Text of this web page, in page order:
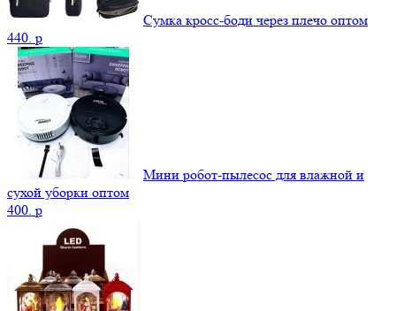
Сумка кросс-боди через плечо оптом
440. p
Мини робот-пылесос для влажной и
сухой уборки оптом
400. p